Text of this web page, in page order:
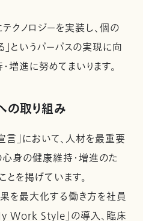
クノロジーを実装し、個の
というパーパスの実現に向
増進に努めてまいります。
の取り組み
言」において、人材を最重要
身の健康維持・増進のた
とを掲げています。
を最大化する働き方を社員
Work Style」の導入、臨床